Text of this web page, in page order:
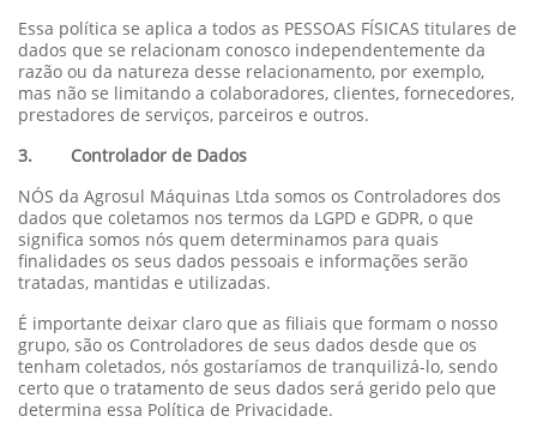
Essa política se aplica a todos as PESSOAS FÍSICAS titulares de
dados que se relacionam conosco independentemente da
razão ou da natureza desse relacionamento, por exemplo,
mas não se limitando a colaboradores, clientes, fornecedores,
prestadores de serviços, parceiros e outros.
3. Controlador de Dados
NÓS da Agrosul Máquinas Ltda somos os Controladores dos
dados que coletamos nos termos da LGPD e GDPR, o que
significa somos nós quem determinamos para quais
finalidades os seus dados pessoais e informações serão
tratadas, mantidas e utilizadas.
É importante deixar claro que as filiais que formam o nosso
grupo, são os Controladores de seus dados desde que os
tenham coletados, nós gostaríamos de tranquilizá-lo, sendo
certo que o tratamento de seus dados será gerido pelo que
determina essa Política de Privacidade.